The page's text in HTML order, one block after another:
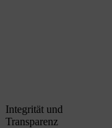
Integrität und
Transparenz